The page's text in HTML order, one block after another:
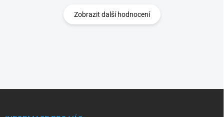
Zobrazit další hodnocení